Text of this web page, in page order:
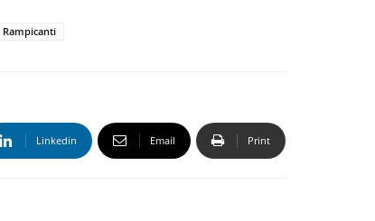
Rampicanti
Linkedin Email Print